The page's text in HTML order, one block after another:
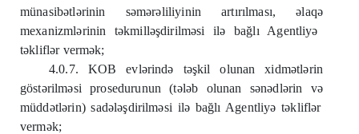
münasibətlərinin səmərəliliyinin artırılması,əlaqə
mexanizmlərinin təkmilləşdirilməsi ilə bağlı Agentliyə
təkliflər vermək;
4.0.7. KOB evlərində təşkil olunan xidmətlərin
göstərilməsi prosedurunun (tələb olunan sənədlərin və
müddətlərin) sadələşdirilməsi ilə bağlı Agentliyə təkliflər
vermək;